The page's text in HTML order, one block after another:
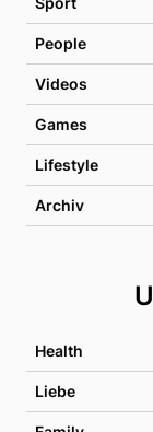
People
Videos
Games
Lifestyle
Archiv
Health
Liebe